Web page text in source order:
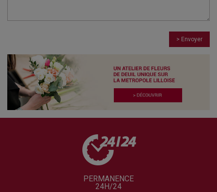
> Envoyer
PERMANENCE
24H/24